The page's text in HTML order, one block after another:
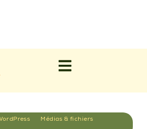
Médias & fichiers